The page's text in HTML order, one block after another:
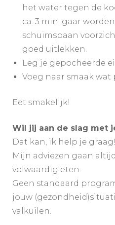
het water tegen de
ca. 3 min. gaar
schuimspaan
goed uitlekken.
Leg je gepocheerde
Voeg naar smaak wat
Eet smakelijk!
Wil jij aan de slag met
Dat kan, ik help je graag!
Mijn adviezen gaan
volwaardig eten.
Geen standaard
jouw
valkuilen.